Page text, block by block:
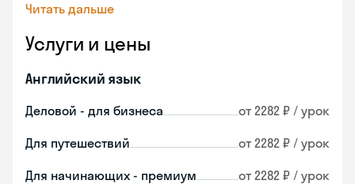
Читать дальше
Услуги и цены
Английский язык
Деловой - для бизнеса от 2282 ₽ / урок
Для путешествий от 2282 ₽ / урок
Для начинающих - премиум от 2282 ₽ / урок